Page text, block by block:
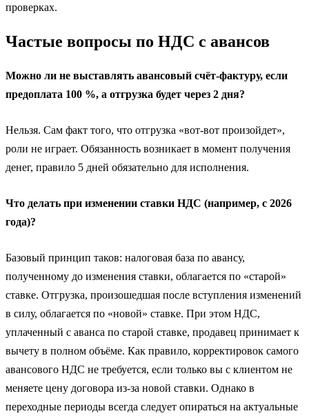
проверках.
Частые вопросы по НДС с авансов
Можно ли не выставлять авансовый счёт-фактуру, если
предоплата 100 %, а отгрузка будет через 2 дня?
Нельзя. Сам факт того, что отгрузка «вот-вот произойдет»,
роли не играет. Обязанность возникает в момент получения
денег, правило 5 дней обязательно для исполнения.
Что делать при изменении ставки НДС (например, с 2026
года)?
Базовый принцип таков: налоговая база по авансу,
полученному до изменения ставки, облагается по «старой»
ставке. Отгрузка, произошедшая после вступления изменений
в силу, облагается по «новой» ставке. При этом НДС,
уплаченный с аванса по старой ставке, продавец принимает к
вычету в полном объёме. Как правило, корректировок самого
авансового НДС не требуется, если только вы с клиентом не
меняете цену договора из-за новой ставки. Однако в
переходные периоды всегда следует опираться на актуальные